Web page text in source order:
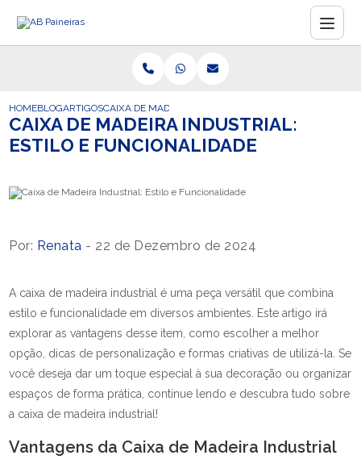
HOMEBLOGARTIGOSCAIXA DE MADEIRA INDUSTRIAL: ESTILO E
CAIXA DE MADEIRA INDUSTRIAL:
ESTILO E FUNCIONALIDADE
Por: Renata - 22 de Dezembro de 2024
A caixa de madeira industrial é uma peça versátil que combina
estilo e funcionalidade em diversos ambientes. Este artigo irá
explorar as vantagens desse item, como escolher a melhor
opção, dicas de personalização e formas criativas de utilizá-la. Se
você deseja dar um toque especial à sua decoração ou organizar
espaços de forma prática, continue lendo e descubra tudo sobre
a caixa de madeira industrial!
Vantagens da Caixa de Madeira Industrial